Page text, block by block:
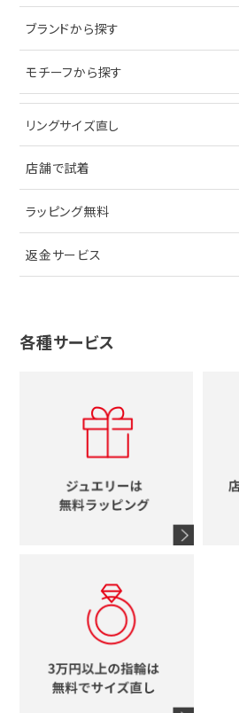
ブレスレット
ペンダントトップ
ブローチ
その他
ノーブランドジュエリーをすべて見る
イヤリング
ブレスレット
ペンダントトップ
ブローチ
その他
ティファニー
ブルガリ
グッチ
スタージュエリー
ウノアエレ
キーケース
サングラス
シューズ
香水
シャネル
コーチ
ブランドアイテムをすべて見る
ブランドで探す
オメガ
シャネル
タグホイヤー
カルティエ
セイコー
メンズ時計
時計をすべて見る
ブランドから探す
ティファニー
ブルガリ
カルティエ
ウノアエレ
4℃
グッチ
ルイヴィトン
エルメス
シャネル
タグホイヤー
モチーフから探す
星
リボン
花
十字架
イニシャル
リングサイズ直し
店舗で試着
ラッピング無料
返金サービス
各種サービス